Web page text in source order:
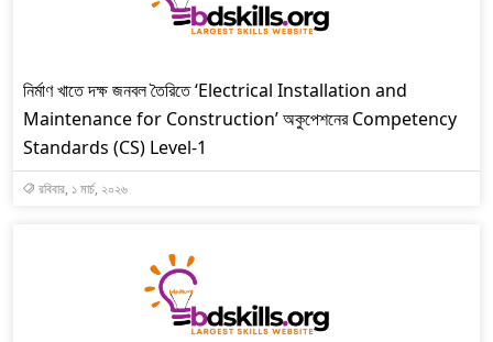
নির্মাণ খাতে দক্ষ জনবল তৈরিতে ‘Electrical Installation and
Maintenance for Construction’ অকুপেশনের Competency
Standards (CS) Level-1
রবিবার, ১ মার্চ, ২০২৬